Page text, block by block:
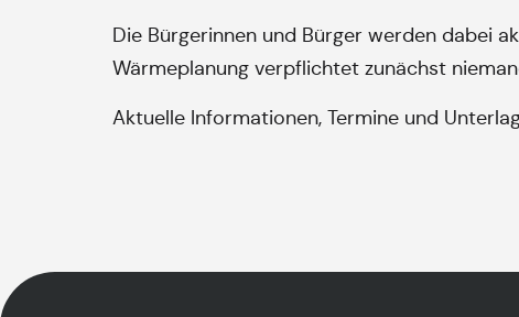
Die Bürgerinnen und Bürger werden dabei
Wärmeplanung verpflichtet zunächst
Aktuelle Informationen, Termine und